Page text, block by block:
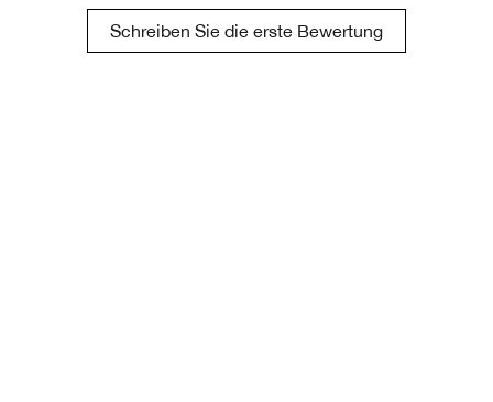
Schreiben Sie die erste Bewertung